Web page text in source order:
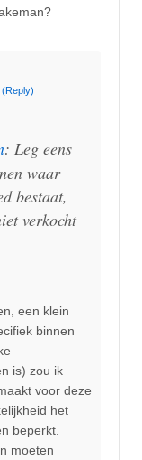
(Reply)
: Leg eens
waar
bestaat,
verkocht
een klein
binnen
is) zou ik
voor deze
het
beperkt.
moeten